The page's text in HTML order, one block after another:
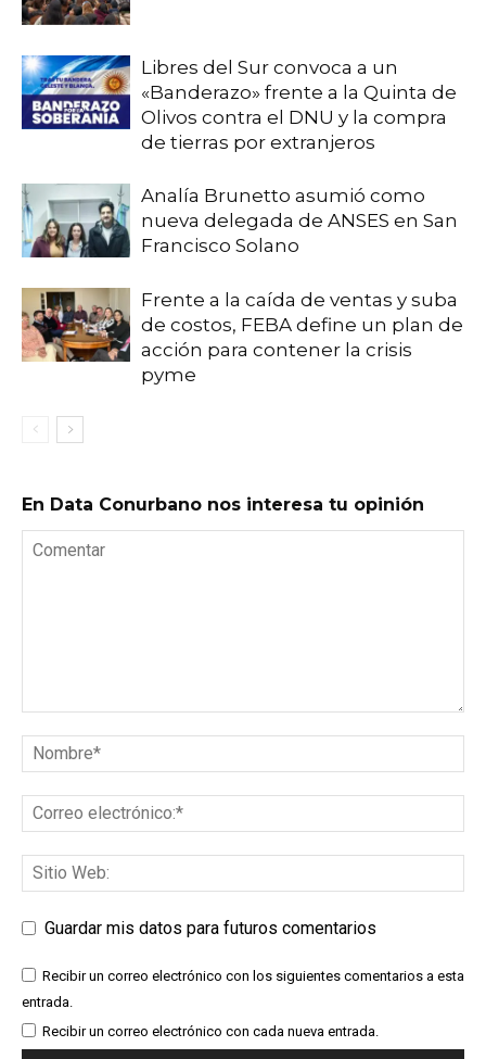
Libres del Sur convoca a un
«Banderazo» frente a la Quinta de
Olivos contra el DNU y la compra
de tierras por extranjeros
Analía Brunetto asumió como
nueva delegada de ANSES en San
Francisco Solano
Frente a la caída de ventas y suba
de costos, FEBA define un plan de
acción para contener la crisis
pyme
En Data Conurbano nos interesa tu opinión
Guardar mis datos para futuros comentarios
Recibir un correo electrónico con los siguientes comentarios a esta
entrada.
Recibir un correo electrónico con cada nueva entrada.